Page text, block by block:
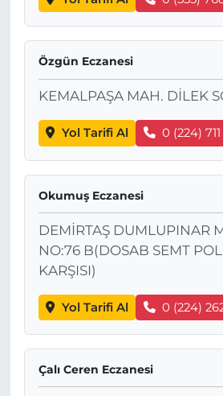
Özgün Eczanesi
KEMALPAŞA MAH. DİLEK
Yol Tarifi Al 0 (224)
Okumuş Eczanesi
DEMİRTAŞ DUMLUPINAR
NO:76 B(DOSAB SEMT
KARŞISI)
Yol Tarifi Al 0 (224)
Çalı Ceren Eczanesi